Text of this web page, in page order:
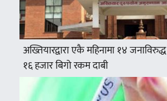
अख्तियारद्वारा एकै महिनामा १४
१६ हजार बिगो रकम दाबी